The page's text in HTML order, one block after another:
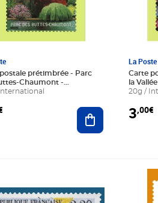
prétimbrée - Parc
Chaumont -
Ajouter au
La Poste
Carte
la
20g /
3,00€